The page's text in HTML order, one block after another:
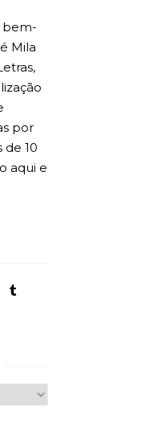
bem-
Mila
por
de 10
aqui e